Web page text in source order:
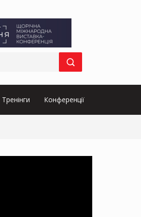
Тренінги Конференції